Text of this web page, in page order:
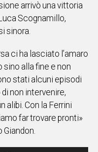
arrivò una vittoria
Scognamillo,
sinora.
ci ha lasciato l’amaro
sino alla fine e non
stati alcuni episodi
non intervenire,
alibi. Con la Ferrini
far trovare pronti»
Giandon.